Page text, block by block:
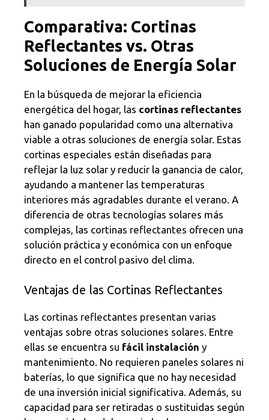
Comparativa: Cortinas
Reflectantes vs. Otras
Soluciones de Energía Solar
En la búsqueda de mejorar la eficiencia
energética del hogar, las cortinas reflectantes
han ganado popularidad como una alternativa
viable a otras soluciones de energía solar. Estas
cortinas especiales están diseñadas para
reflejar la luz solar y reducir la ganancia de calor,
ayudando a mantener las temperaturas
interiores más agradables durante el verano. A
diferencia de otras tecnologías solares más
complejas, las cortinas reflectantes ofrecen una
solución práctica y económica con un enfoque
directo en el control pasivo del clima.
Ventajas de las Cortinas Reflectantes
Las cortinas reflectantes presentan varias
ventajas sobre otras soluciones solares. Entre
ellas se encuentra su fácil instalación y
mantenimiento. No requieren paneles solares ni
baterías, lo que significa que no hay necesidad
de una inversión inicial significativa. Además, su
capacidad para ser retiradas o sustituidas según